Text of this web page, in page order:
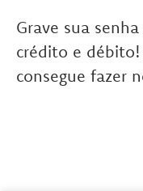
Grave sua
crédito e débito!
consegue fazer